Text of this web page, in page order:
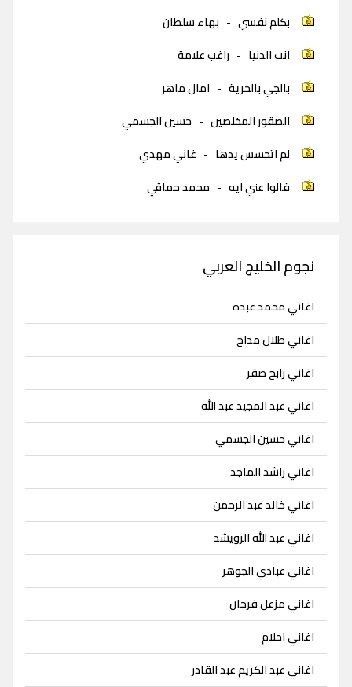
بكلم نفسي - بهاء سلطان
انت الدنيا - راغب علامة
بالجي بالحرية - امال ماهر
الصقور المخلصين - حسين الجسمي
لم اتحسس يدها - غاني مهدي
قالوا عني ايه - محمد حماقي
نجوم الخليج العربي
اغاني محمد عبده
اغاني طلال مداح
اغاني رابح صقر
اغاني عبد المجيد عبد الله
اغاني حسين الجسمي
اغاني راشد الماجد
اغاني خالد عبد الرحمن
اغاني عبد الله الرويشد
اغاني عبادي الجوهر
اغاني مزعل فرحان
اغاني احلام
اغاني عبد الكريم عبد القادر